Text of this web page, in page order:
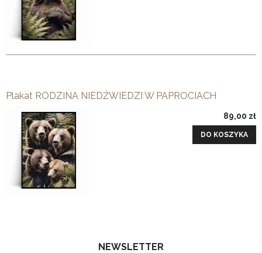
Plakat RODZINA NIEDŹWIEDZI W PAPROCIACH
89,00 zł
DO KOSZYKA
NEWSLETTER